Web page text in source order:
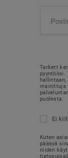
Tarkett
mainittuja
puolesta.
Ei
Kuten
pääsyä
niiden